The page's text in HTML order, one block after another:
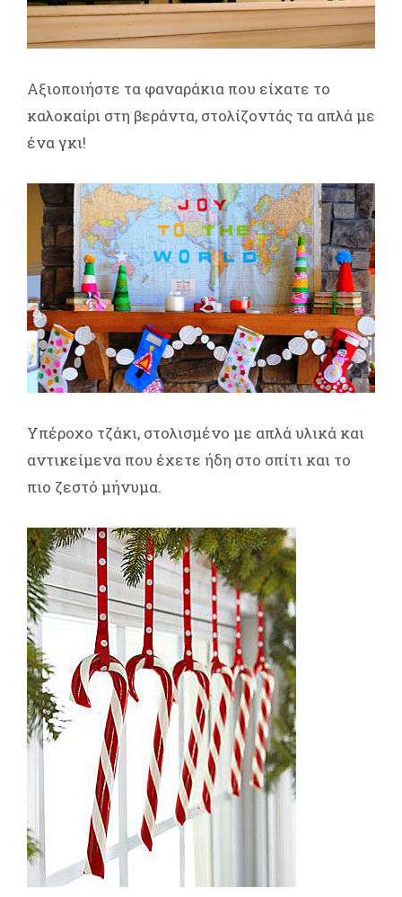
Αξιοποιήστε τα φαναράκια που είχατε το
καλοκαίρι στη βεράντα, στολίζοντάς τα απλά με
ένα γκι!
Υπέροχο τζάκι, στολισμένο με απλά υλικά και
αντικείμενα που έχετε ήδη στο σπίτι και το
πιο ζεστό μήνυμα.